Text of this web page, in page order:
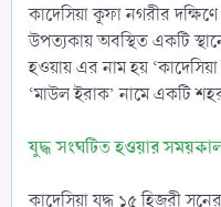
কাদেসিয়া কূফা নগরীর
উপত্যকায় অবস্থিত একটি
হওয়ায় এর নাম হয়
‘মাউল ইরাক’ নামে একটি
যুদ্ধ সংঘটিত হওয়ার
কাদেসিয়া যুদ্ধ ১৫ হিজরী